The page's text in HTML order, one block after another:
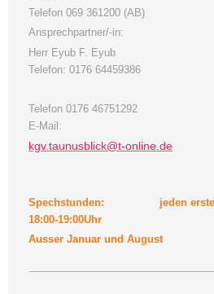
Telefon 069 361200 (AB)
Ansprechpartner/-in:
Herr Eyub F. Eyub
Telefon: 0176 64459386
Telefon 0176 46751292
E-Mail:
kgv.taunusblick@t-online.de
Spechstunden: jeden ersten
18:00-19:00Uhr
Ausser Januar und August